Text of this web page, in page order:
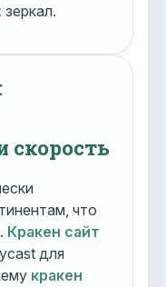
скорость
что
Кракен сайт
для
кракен